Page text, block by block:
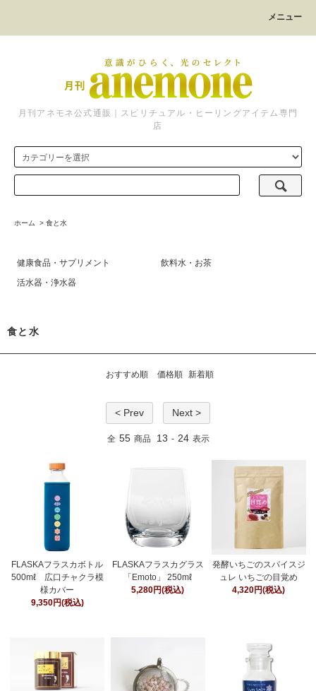
メニュー
月刊アネモネ公式通販｜スピリチュアル・ヒーリングアイテム専門
店
ホーム > 食と水
健康食品・サプリメント
飲料水・お茶
活水器・浄水器
食と水
おすすめ順 価格順 新着順
< Prev Next >
全 55 商品 13 - 24 表示
FLASKAフラスカボトル
500mℓ 広口チャクラ模
様カバー
9,350円(税込)
FLASKAフラスカグラス
「Emoto」 250mℓ
5,280円(税込)
発酵いちごのスパイスジ
ュレ いちごの目覚め
4,320円(税込)